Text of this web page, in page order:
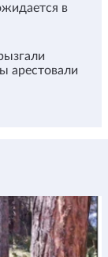
в
арестовали